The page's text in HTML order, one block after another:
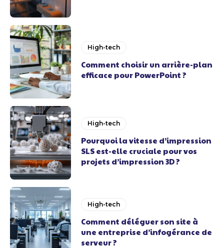
High-tech
Comment choisir un arrière-plan
efficace pour PowerPoint ?
High-tech
Pourquoi la vitesse d’impression
SLS est-elle cruciale pour vos
projets d’impression 3D ?
High-tech
Comment déléguer son site à
une entreprise d’infogérance de
serveur ?